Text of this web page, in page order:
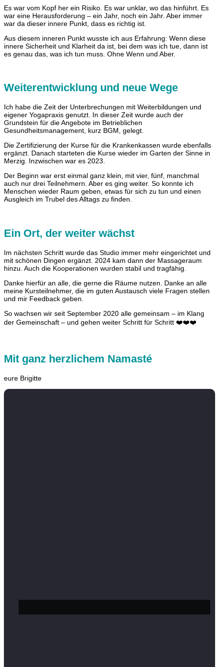
Es war vom Kopf her ein Risiko. Es war unklar, wo das hinführt. Es
war eine Herausforderung – ein Jahr, noch ein Jahr. Aber immer
war da dieser innere Punkt, dass es richtig ist.
Aus diesem inneren Punkt wusste ich aus Erfahrung: Wenn diese
innere Sicherheit und Klarheit da ist, bei dem was ich tue, dann ist
es genau das, was ich tun muss. Ohne Wenn und Aber.
Weiterentwicklung und neue Wege
Ich habe die Zeit der Unterbrechungen mit Weiterbildungen und
eigener Yogapraxis genutzt. In dieser Zeit wurde auch der
Grundstein für die Angebote im Betrieblichen
Gesundheitsmanagement, kurz BGM, gelegt.
Die Zertifizierung der Kurse für die Krankenkassen wurde ebenfalls
ergänzt. Danach starteten die Kurse wieder im Garten der Sinne in
Merzig. Inzwischen war es 2023.
Der Beginn war erst einmal ganz klein, mit vier, fünf, manchmal
auch nur drei Teilnehmern. Aber es ging weiter. So konnte ich
Menschen wieder Raum geben, etwas für sich zu tun und einen
Ausgleich im Trubel des Alltags zu finden.
Ein Ort, der weiter wächst
Im nächsten Schritt wurde das Studio immer mehr eingerichtet und
mit schönen Dingen ergänzt. 2024 kam dann der Massageraum
hinzu. Auch die Kooperationen wurden stabil und tragfähig.
Danke hierfür an alle, die gerne die Räume nutzen. Danke an alle
meine Kursteilnehmer, die im guten Austausch viele Fragen stellen
und mir Feedback geben.
So wachsen wir seit September 2020 alle gemeinsam – im Klang
der Gemeinschaft – und gehen weiter Schritt für Schritt ❤️❤️❤️
Mit ganz herzlichem Namasté
eure Brigitte